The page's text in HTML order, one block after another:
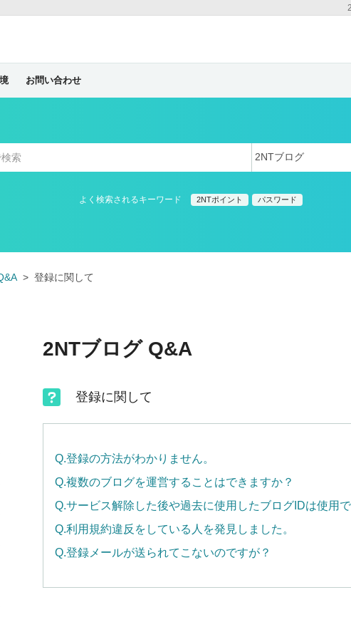
お問い合わせ
よく検索されるキーワード 2NTポイント パスワード
登録に関して
2NTブログ Q&A
登録に関して
Q.登録の方法がわかりません。
Q.複数のブログを運営することはできますか？
Q.サービス解除した後や過去に使用したブログIDは使用
Q.利用規約違反をしている人を発見しました。
Q.登録メールが送られてこないのですが？